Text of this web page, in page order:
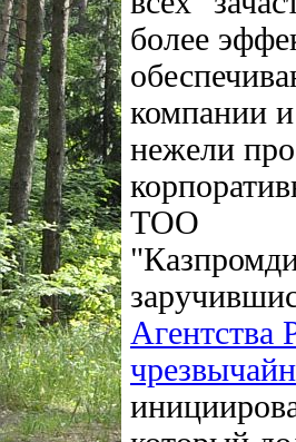
более
компании и
нежели
ТОО
Агентства